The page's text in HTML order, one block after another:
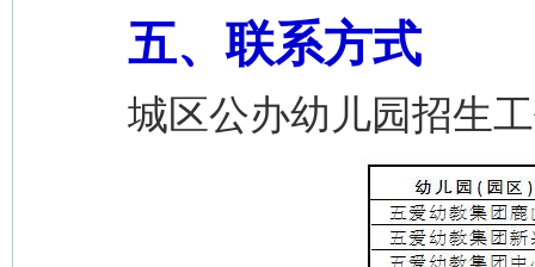
五、联系方式
城区公办幼儿园招生工